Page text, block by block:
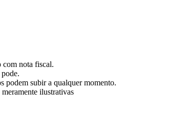
com nota fiscal.
podem subir a qualquer momento.
ilustrativas